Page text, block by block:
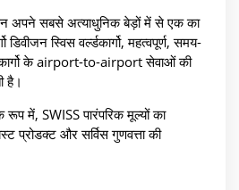
अपने सबसे अत्याधुनिक बेड़ों में से एक का
स्विस वर्ल्डकार्गो, महत्वपूर्ण, समय-
के airport-to-airport सेवाओं की
है।
में, SWISS पारंपरिक मूल्यों का
प्रोडक्ट और सर्विस गुणवत्ता की